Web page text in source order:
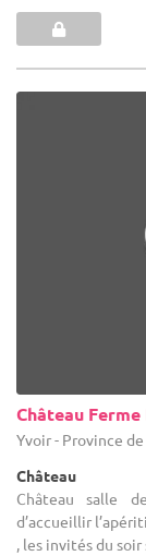
Château Ferme
Yvoir - Province
Château
Château salle
d’accueillir
, les invités du